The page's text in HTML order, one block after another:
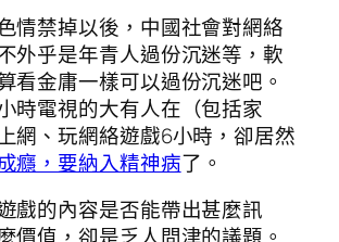
情禁掉以後，中國社會對網絡
外乎是年青人過份沉迷等，軟
看金庸一樣可以過份沉迷吧。
時電視的大有人在（包括家
網、玩網絡遊戲6小時，卻居然
癮，要納入精神病了。
戲的內容是否能帶出甚麼訊